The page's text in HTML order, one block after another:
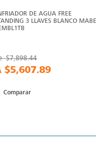
DE AGUA FREE
3 LLAVES BLANCO MABE
$7,898.44
$5,607.89
Comparar